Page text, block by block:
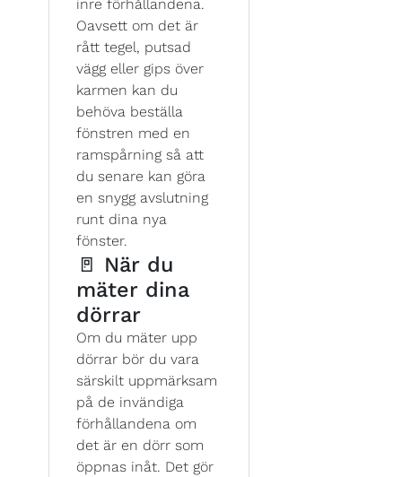
inre förhållandena.
Oavsett om det är
rått tegel, putsad
vägg eller gips över
karmen kan du
behöva beställa
fönstren med en
ramspårning så att
du senare kan göra
en snygg avslutning
runt dina nya
fönster.
🚪 När du
mäter dina
dörrar
Om du mäter upp
dörrar bör du vara
särskilt uppmärksam
på de invändiga
förhållandena om
det är en dörr som
öppnas inåt. Det gör